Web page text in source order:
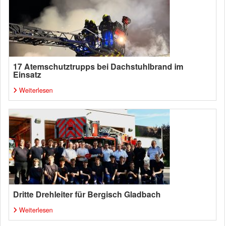
17 Atemschutztrupps bei Dachstuhlbrand im
Einsatz
Weiterlesen
Dritte Drehleiter für Bergisch Gladbach
Weiterlesen